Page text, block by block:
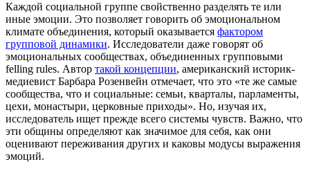
Каждой социальной группе свойственно разделять те или
иные эмоции. Это позволяет говорить об эмоциональном
климате объединения, который оказывается фактором
групповой динамики. Исследователи даже говорят об
эмоциональных сообществах, объединенных групповыми
felling rules. Автор такой концепции, американский историк-
медиевист Барбара Розенвейн отмечает, что это «те же самые
сообщества, что и социальные: семьи, кварталы, парламенты,
цехи, монастыри, церковные приходы». Но, изучая их,
исследователь ищет прежде всего системы чувств. Важно, что
эти общины определяют как значимое для себя, как они
оценивают переживания других и каковы модусы выражения
эмоций.